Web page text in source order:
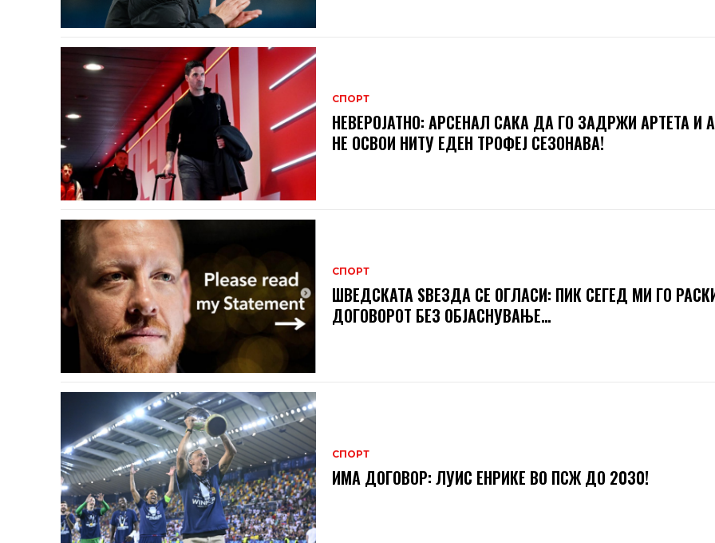
СПОРТ
НЕВЕРОЈАТНО: АРСЕНАЛ САКА ДА ГО ЗАДРЖИ АРТЕТА И
НЕ ОСВОИ НИТУ ЕДЕН ТРОФЕЈ СЕЗОНАВА!
СПОРТ
ШВЕДСКАТА ЅВЕЗДА СЕ ОГЛАСИ: ПИК СЕГЕД МИ ГО
ДОГОВОРОТ БЕЗ ОБЈАСНУВАЊЕ…
СПОРТ
ИМА ДОГОВОР: ЛУИС ЕНРИКЕ ВО ПСЖ ДО 2030!